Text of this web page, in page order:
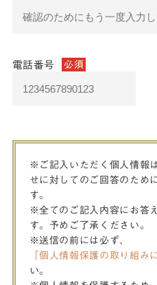
電話番号 必須
※ご記入いただく個人情報
せに対してのご回答のため
す。
※全てのご記入内容にお答
す。予めご了承ください。
※送信の前には必ず、
「個人情報保護の取り組み
い。